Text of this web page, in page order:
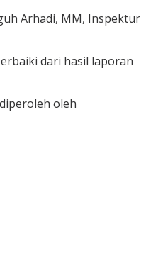
Arhadi, MM, Inspektur
dari hasil laporan
oleh